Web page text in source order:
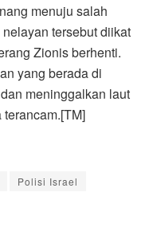
menuju salah
tersebut diikat
Zionis berhenti.
yang berada di
meninggalkan laut
Polisi Israel